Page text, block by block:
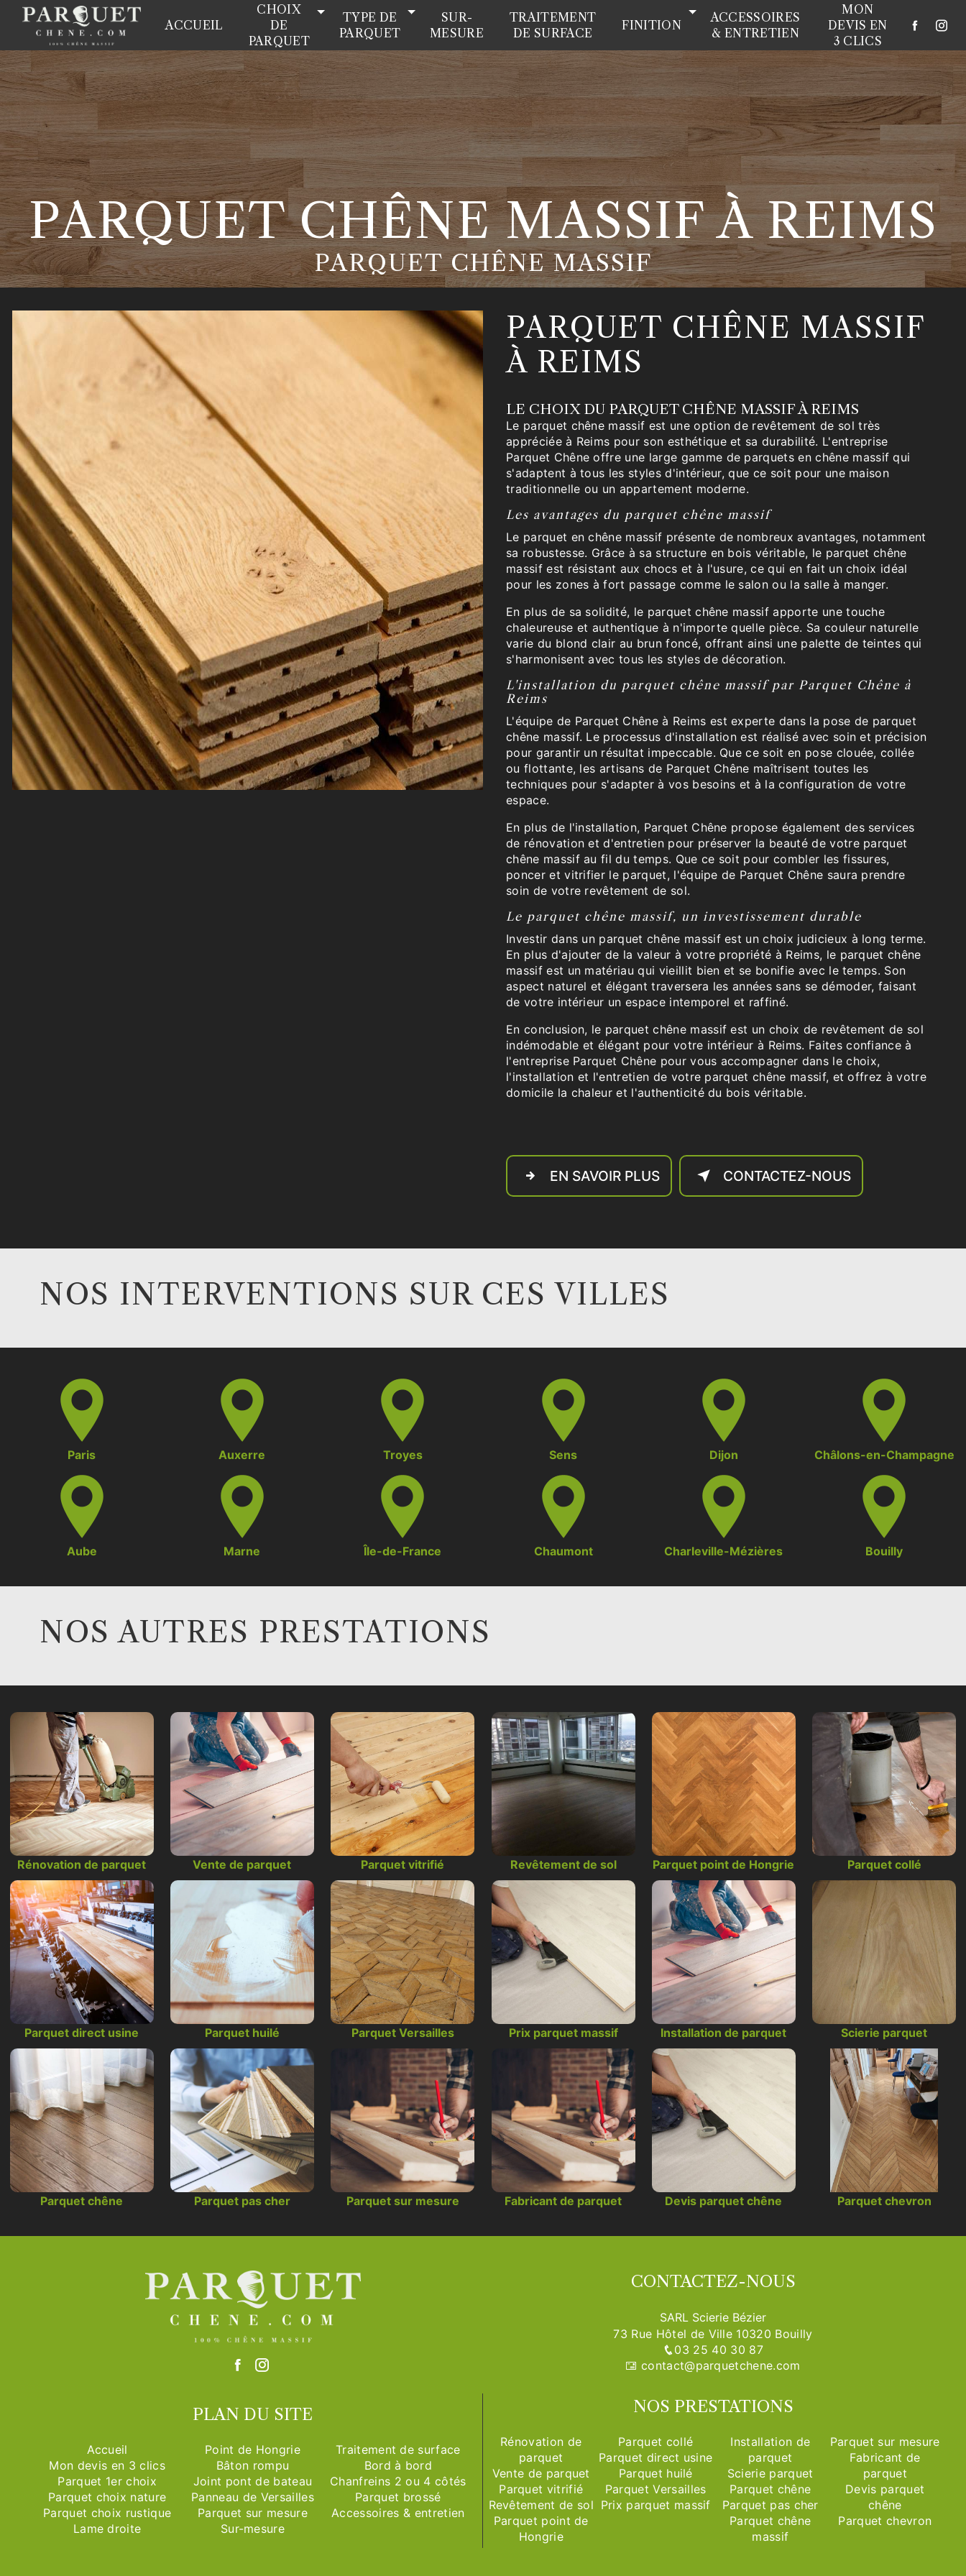
ACCUEIL
CHOIX
DE
PARQUET
TYPE DE
PARQUET
SUR-
MESURE
TRAITEMENT
DE SURFACE
FINITION
ACCESSOIRES
& ENTRETIEN
MON
DEVIS EN
3 CLICS
PARQUET CHÊNE MASSIF À REIMS
PARQUET CHÊNE MASSIF
PARQUET CHÊNE MASSIF
À REIMS
LE CHOIX DU PARQUET CHÊNE MASSIF À REIMS
Le parquet chêne massif est une option de revêtement de sol très
appréciée à Reims pour son esthétique et sa durabilité. L'entreprise
Parquet Chêne offre une large gamme de parquets en chêne massif qui
s'adaptent à tous les styles d'intérieur, que ce soit pour une maison
traditionnelle ou un appartement moderne.
Les avantages du parquet chêne massif
Le parquet en chêne massif présente de nombreux avantages, notamment
sa robustesse. Grâce à sa structure en bois véritable, le parquet chêne
massif est résistant aux chocs et à l'usure, ce qui en fait un choix idéal
pour les zones à fort passage comme le salon ou la salle à manger.
En plus de sa solidité, le parquet chêne massif apporte une touche
chaleureuse et authentique à n'importe quelle pièce. Sa couleur naturelle
varie du blond clair au brun foncé, offrant ainsi une palette de teintes qui
s'harmonisent avec tous les styles de décoration.
L'installation du parquet chêne massif par Parquet Chêne à
Reims
L'équipe de Parquet Chêne à Reims est experte dans la pose de parquet
chêne massif. Le processus d'installation est réalisé avec soin et précision
pour garantir un résultat impeccable. Que ce soit en pose clouée, collée
ou flottante, les artisans de Parquet Chêne maîtrisent toutes les
techniques pour s'adapter à vos besoins et à la configuration de votre
espace.
En plus de l'installation, Parquet Chêne propose également des services
de rénovation et d'entretien pour préserver la beauté de votre parquet
chêne massif au fil du temps. Que ce soit pour combler les fissures,
poncer et vitrifier le parquet, l'équipe de Parquet Chêne saura prendre
soin de votre revêtement de sol.
Le parquet chêne massif, un investissement durable
Investir dans un parquet chêne massif est un choix judicieux à long terme.
En plus d'ajouter de la valeur à votre propriété à Reims, le parquet chêne
massif est un matériau qui vieillit bien et se bonifie avec le temps. Son
aspect naturel et élégant traversera les années sans se démoder, faisant
de votre intérieur un espace intemporel et raffiné.
En conclusion, le parquet chêne massif est un choix de revêtement de sol
indémodable et élégant pour votre intérieur à Reims. Faites confiance à
l'entreprise Parquet Chêne pour vous accompagner dans le choix,
l'installation et l'entretien de votre parquet chêne massif, et offrez à votre
domicile la chaleur et l'authenticité du bois véritable.
EN SAVOIR PLUS CONTACTEZ-NOUS
NOS INTERVENTIONS SUR CES VILLES
Paris Auxerre Troyes Sens Dijon Châlons-en-Champagne
Aube Marne Île-de-France Chaumont Charleville-Mézières Bouilly
NOS AUTRES PRESTATIONS
Rénovation de parquet Vente de parquet Parquet vitrifié Revêtement de sol Parquet point de Hongrie Parquet collé
Parquet direct usine Parquet huilé Parquet Versailles Prix parquet massif Installation de parquet Scierie parquet
Parquet chêne Parquet pas cher Parquet sur mesure Fabricant de parquet Devis parquet chêne Parquet chevron
CONTACTEZ-NOUS
SARL Scierie Bézier
73 Rue Hôtel de Ville 10320 Bouilly
03 25 40 30 87
contact@parquetchene.com
PLAN DU SITE
Accueil
Mon devis en 3 clics
Parquet 1er choix
Parquet choix nature
Parquet choix rustique
Lame droite
Point de Hongrie
Bâton rompu
Joint pont de bateau
Panneau de Versailles
Parquet sur mesure
Sur-mesure
Traitement de surface
Bord à bord
Chanfreins 2 ou 4 côtés
Parquet brossé
Accessoires & entretien
NOS PRESTATIONS
Rénovation de
parquet
Vente de parquet
Parquet vitrifié
Revêtement de sol
Parquet point de
Hongrie
Parquet collé
Parquet direct usine
Parquet huilé
Parquet Versailles
Prix parquet massif
Installation de
parquet
Scierie parquet
Parquet chêne
Parquet pas cher
Parquet chêne
massif
Parquet sur mesure
Fabricant de
parquet
Devis parquet
chêne
Parquet chevron
Panneau de gestion des cookies